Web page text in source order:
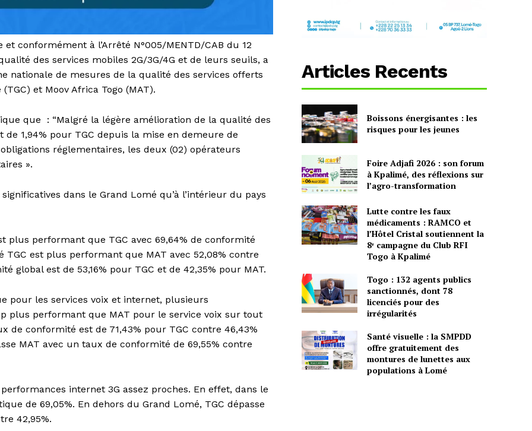
et conformément à l’Arrêté N°005/MENTD/CAB du 12
des services mobiles 2G/3G/4G et de leurs seuils, a
nationale de mesures de la qualité des services offerts
et Moov Africa Togo (MAT).
que : “Malgré la légère amélioration de la qualité des
1,94% pour TGC depuis la mise en demeure de
réglementaires, les deux (02) opérateurs
».
dans le Grand Lomé qu’à l’intérieur du pays
plus performant que TGC avec 69,64% de conformité
TGC est plus performant que MAT avec 52,08% contre
global est de 53,16% pour TGC et de 42,35% pour MAT.
pour les services voix et internet, plusieurs
plus performant que MAT pour le service voix sur tout
de conformité est de 71,43% pour TGC contre 46,43%
MAT avec un taux de conformité de 69,55% contre
internet 3G assez proches. En effet, dans le
de 69,05%. En dehors du Grand Lomé, TGC dépasse
42,95%.
Articles Recents
Boissons énergisantes : les
risques pour les jeunes
Foire Adjafi 2026 : son forum
à Kpalimé, des réflexions sur
l’agro-transformation
Lutte contre les faux
médicaments : RAMCO et
l’Hôtel Cristal soutiennent la
8ᵉ campagne du Club RFI
Togo à Kpalimé
Togo : 132 agents publics
sanctionnés, dont 78
licenciés pour des
irrégularités
Santé visuelle : la SMPDD
offre gratuitement des
montures de lunettes aux
populations à Lomé